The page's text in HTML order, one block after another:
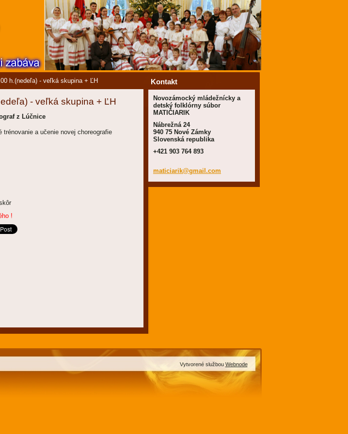
h.(nedeľa) - veľká skupina + ĽH
- veľká skupina + ĽH
z Lúčnice
trénovanie a učenie novej choreografie
!
Kontakt
Novozámocký mládežnícky a
detský folklórny súbor
MATIČIARIK
Nábrežná 24
940 75 Nové Zámky
Slovenská republika
+421 903 764 893
maticiarik@gmail .com
Vytvorené službou Webnode